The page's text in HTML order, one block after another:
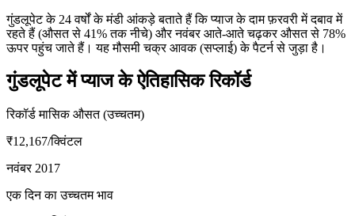
गुंडलूपेट के 24 वर्षों के मंडी आंकड़े बताते हैं कि प्याज के दाम फ़रवरी में दबाव में
रहते हैं (औसत से 41% तक नीचे) और नवंबर आते-आते चढ़कर औसत से 78%
ऊपर पहुंच जाते हैं। यह मौसमी चक्र आवक (सप्लाई) के पैटर्न से जुड़ा है।
गुंडलूपेट में प्याज के ऐतिहासिक रिकॉर्ड
रिकॉर्ड मासिक औसत (उच्चतम)
₹12,167/क्विंटल
नवंबर 2017
एक दिन का उच्चतम भाव